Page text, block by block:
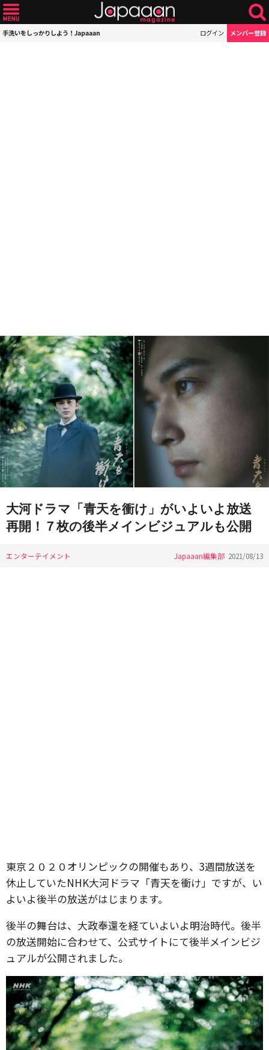
手洗いをしっかりしよう！Japaaan ログイン メンバー登録
大河ドラマ「青天を衝け」がいよいよ放送
再開！７枚の後半メインビジュアルも公開
エンターテイメント Japaaan編集部 2021/08/13
東京２０２０オリンピックの開催もあり、3週間放送を
休止していたNHK大河ドラマ「青天を衝け」ですが、い
よいよ後半の放送がはじまります。
後半の舞台は、大政奉還を経ていよいよ明治時代。後半
の放送開始に合わせて、公式サイトにて後半メインビジ
ュアルが公開されました。